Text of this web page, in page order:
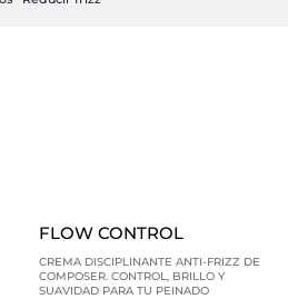
FLOW CONTROL
CREMA DISCIPLINANTE ANTI-FRIZZ DE
COMPOSER. CONTROL, BRILLO Y
SUAVIDAD PARA TU PEINADO